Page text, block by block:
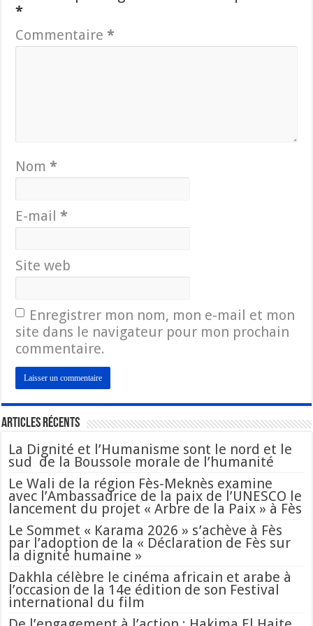
*
Commentaire*
Nom*
E-mail*
Site web
Enregistrer mon nom, mon e-mail et mon
site dans le navigateur pour mon prochain
commentaire.
Articles Récents
La Dignité et l’Humanisme sont le nord et le
sud de la Boussole morale de l’humanité
Le Wali de la région Fès-Meknès examine
avec l’Ambassadrice de la paix de l’UNESCO le
lancement du projet « Arbre de la Paix » à Fès
Le Sommet « Karama 2026 » s’achève à Fès
par l’adoption de la « Déclaration de Fès sur
la dignité humaine »
Dakhla célèbre le cinéma africain et arabe à
l’occasion de la 14e édition de son Festival
international du film